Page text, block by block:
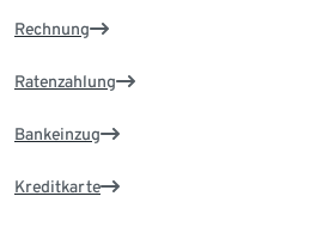
Rechnung
Ratenzahlung
Bankeinzug
Kreditkarte